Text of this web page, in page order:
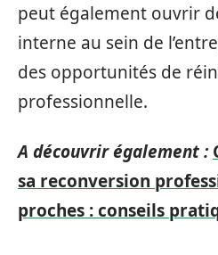
peut également ouvrir
interne au sein de
des opportunités de
professionnelle.
A découvrir également :
sa reconversion
proches : conseils